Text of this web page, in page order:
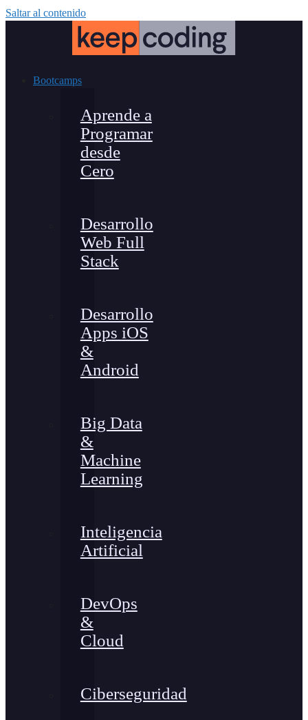
Saltar al contenido
Bootcamps
Aprende a
Programar
desde
Cero
Desarrollo
Web Full
Stack
Desarrollo
Apps iOS
&
Android
Big Data
&
Machine
Learning
Inteligencia
Artificial
DevOps
&
Cloud
Ciberseguridad